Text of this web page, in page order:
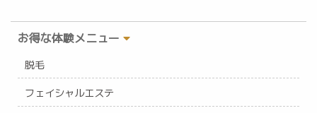
お得な体験メニュー
脱毛
フェイシャルエステ